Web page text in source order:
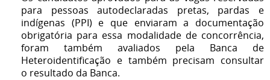
para pessoas autodeclaradas pretas, pardas e
indígenas (PPI) e que enviaram a documentação
obrigatória para essa modalidade de concorrência,
foram também avaliados pela Banca de
Heteroidentificação e também precisam consultar
o resultado da Banca.